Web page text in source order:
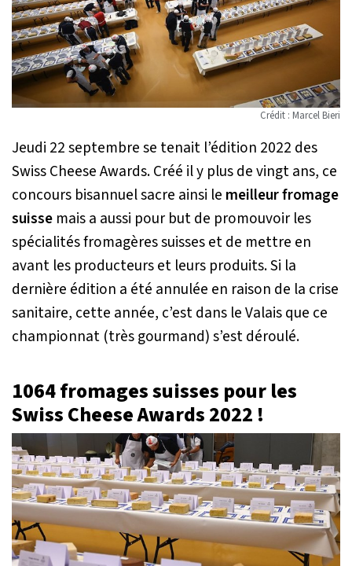
Crédit : Marcel Bieri
Jeudi 22 septembre se tenait l’édition 2022 des
Swiss Cheese Awards. Créé il y plus de vingt ans, ce
concours bisannuel sacre ainsi le meilleur fromage
suisse mais a aussi pour but de promouvoir les
spécialités fromagères suisses et de mettre en
avant les producteurs et leurs produits. Si la
dernière édition a été annulée en raison de la crise
sanitaire, cette année, c’est dans le Valais que ce
championnat (très gourmand) s’est déroulé.
1064 fromages suisses pour les
Swiss Cheese Awards 2022 !